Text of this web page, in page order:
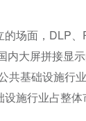
场面，DLP
内大屏拼接显
共基础设施行
施行业占整